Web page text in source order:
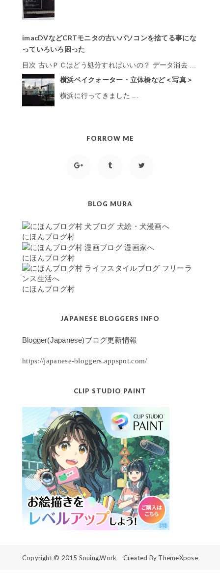
imacDVなどCRTモニタの古いパソコンを捨てる事にな
っていろいろ困った
目次 古いＰＣはどう処分すればいいの？ データ消去 ...
横浜ベイクォーター・立体橋など＜写真＞
横浜に行ってきました ...
FORROW ME
BLOG MURA
にほんブログ村
にほんブログ村
にほんブログ村
JAPANESE BLOGGERS INFO
Blogger(Japanese)ブログ更新情報
https://japanese-bloggers.appspot.com/
CLIP STUDIO PAINT
Copyright © 2015 Souing.Work Created By ThemeXpose